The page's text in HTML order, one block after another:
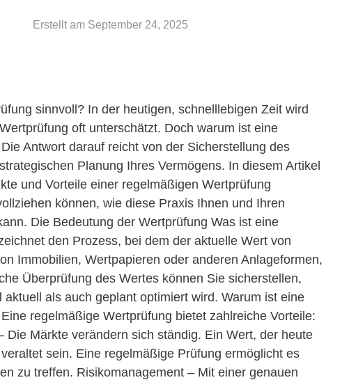
Erstellt am September 24, 2025
sinnvoll? In der heutigen, schnelllebigen Zeit wird
oft unterschätzt. Doch warum ist eine
Antwort darauf reicht von der Sicherstellung des
Planung Ihres Vermögens. In diesem Artikel
und Vorteile einer regelmäßigen Wertprüfung
können, wie diese Praxis Ihnen und Ihren
Die Bedeutung der Wertprüfung Was ist eine
den Prozess, bei dem der aktuelle Wert von
Immobilien, Wertpapieren oder anderen Anlageformen,
Überprüfung des Wertes können Sie sicherstellen,
als auch geplant optimiert wird. Warum ist eine
regelmäßige Wertprüfung bietet zahlreiche Vorteile:
Die Märkte verändern sich ständig. Ein Wert, der heute
sein. Eine regelmäßige Prüfung ermöglicht es
zu treffen. Risikomanagement – Mit einer genauen